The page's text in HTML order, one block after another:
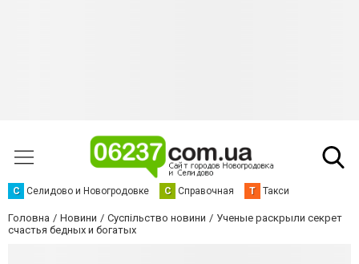
С Селидово и Новогродовке С Справочная Т Такси
Головна Новини Суспільство новини
Ученые раскрыли секрет
счастья бедных и богатых